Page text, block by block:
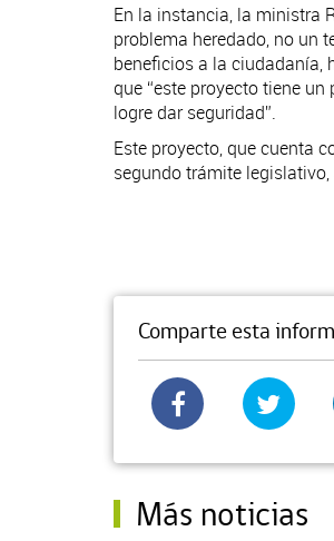
En la instancia, la ministra
problema heredado, no un
beneficios a la ciudadanía,
que “este proyecto tiene
logre dar seguridad”.
Este proyecto, que cuenta
segundo trámite legislativo,
Comparte esta
Más noticias